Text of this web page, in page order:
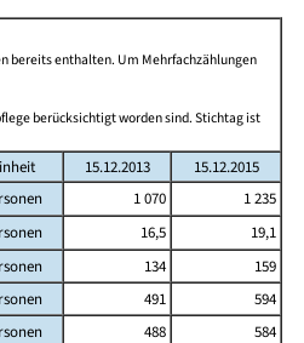
bereits enthalten. Um Mehrfachzählungen
berücksichtigt worden sind. Stichtag ist
15.12.2013
15.12.2015
1 070
1 235
16,5
19,1
134
159
491
594
488
584